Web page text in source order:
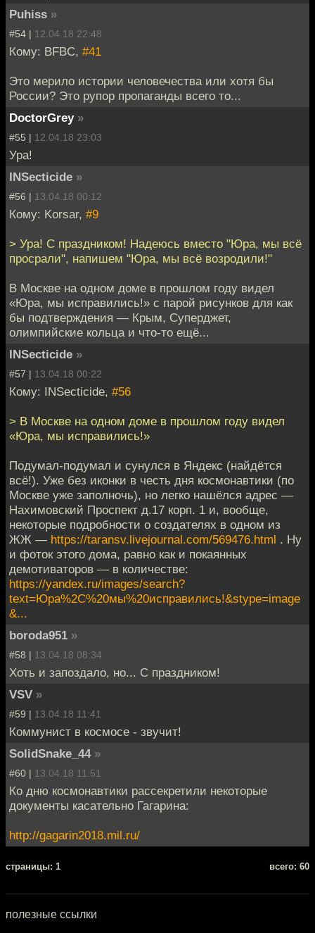
Puhiss »
#54 | 12.04.18 22:48
Кому: BFBC, #41
Это мерило истории человечества или хотя бы
России? Это рупор пропаганды всего то...
DoctorGrey »
#55 | 12.04.18 23:03
Ура!
INSecticide »
#56 | 13.04.18 00:12
Кому: Korsar, #9
> Ура! С праздником! Надеюсь вместо "Юра, мы всё
просрали", напишем "Юра, мы всё возродили!"
В Москве на одном доме в прошлом году видел
«Юра, мы исправились!» с парой рисунков для как
бы подтверждения — Крым, Суперджет,
олимпийские кольца и что-то ещё...
INSecticide »
#57 | 13.04.18 00:22
Кому: INSecticide, #56
> В Москве на одном доме в прошлом году видел
«Юра, мы исправились!»
Подумал-подумал и сунулся в Яндекс (найдётся
всё!). Уже без иконки в честь дня космонавтики (по
Москве уже заполночь), но легко нашёлся адрес —
Нахимовский Проспект д.17 корп. 1 и, вообще,
некоторые подробности о создателях в одном из
ЖЖ — https://taransv.livejournal.com/569476.html . Ну
и фоток этого дома, равно как и покаянных
демотиваторов — в количестве:
https://yandex.ru/images/search?
text=Юра%2C%20мы%20исправились!&stype=image
&...
boroda951 »
#58 | 13.04.18 08:34
Хоть и запоздало, но... С праздником!
VSV »
#59 | 13.04.18 11:41
Коммунист в космосе - звучит!
SolidSnake_44 »
#60 | 13.04.18 11:51
Ко дню космонавтики рассекретили некоторые
документы касательно Гагарина:
http://gagarin2018.mil.ru/
cтраницы: 1 всего: 60
полезные ссылки